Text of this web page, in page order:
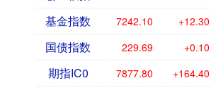
基金指数 7242.10 +12.30
国债指数 229.69 +0.10
期指IC0 7877.80 +164.40